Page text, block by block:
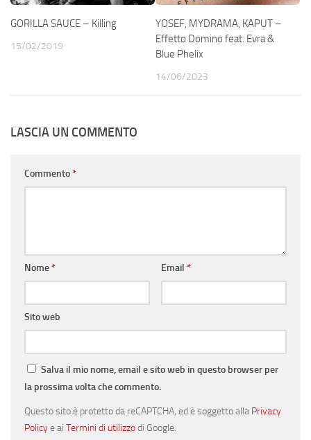
GORILLA SAUCE – Killing
15/02/2019
YOSEF, MYDRAMA, KAPUT –
Effetto Domino feat. Evra &
Blue Phelix
14/06/2023
LASCIA UN COMMENTO
Commento*
Nome* Email *
Sito web
Salva il mio nome, email e sito web in questo browser per
la prossima volta che commento.
Questo sito è protetto da reCAPTCHA, ed è soggetto alla Privacy
Policye ai Termini di utilizzodi Google.